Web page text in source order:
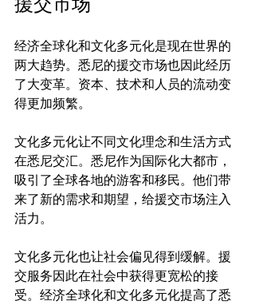
经济全球化和文化多元化是现在世界的
两大趋势。悉尼的援交市场也因此经历
了大变革。资本、技术和人员的流动变
得更加频繁。
文化多元化让不同文化理念和生活方式
在悉尼交汇。悉尼作为国际化大都市，
吸引了全球各地的游客和移民。他们带
来了新的需求和期望，给援交市场注入
活力。
文化多元化也让社会偏见得到缓解。援
交服务因此在社会中获得更宽松的接
受。经济全球化和文化多元化提高了悉